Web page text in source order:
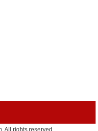
All rights reserved